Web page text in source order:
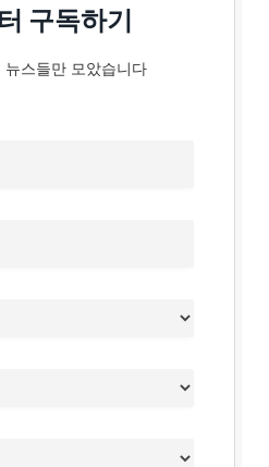
구독하기
스들만 모았습니다